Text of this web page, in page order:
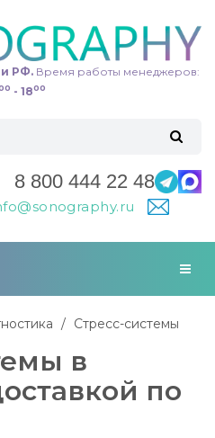
РФ. Время работы менеджеров:
- 1800
8 800 444 22 48
Стресс-системы
в
по